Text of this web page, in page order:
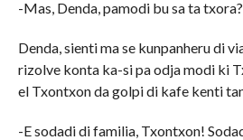
-Mas, Denda, pamodi bu sa ta
Denda, sienti ma se kunpanheru di
rizolve konta ka-si pa odja modi ki
el Txontxon da golpi di kafe kenti
-E sodadi di familia, Txontxon!